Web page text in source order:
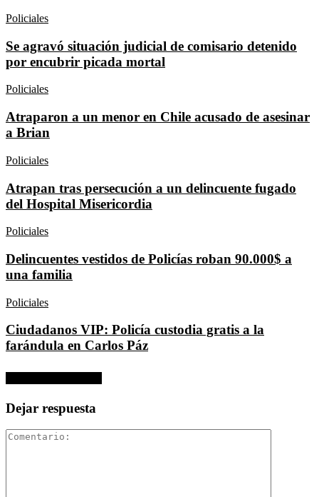
Policiales
Se agravó situación judicial de comisario detenido
por encubrir picada mortal
Policiales
Atraparon a un menor en Chile acusado de asesinar
a Brian
Policiales
Atrapan tras persecución a un delincuente fugado
del Hospital Misericordia
Policiales
Delincuentes vestidos de Policías roban 90.000$ a
una familia
Policiales
Ciudadanos VIP: Policía custodia gratis a la
farándula en Carlos Páz
Dejar respuesta